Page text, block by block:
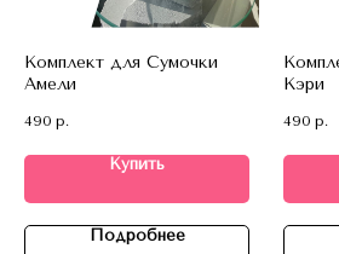
Комплект для Сумочки
Амели
490 р.
Купить
Подробнее
Кэри
490 р.